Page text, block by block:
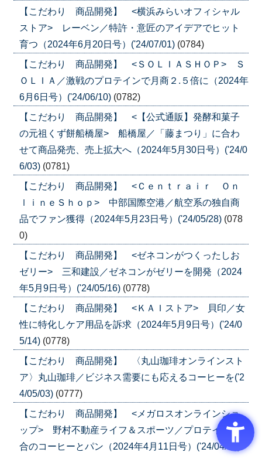
【こだわり 商品開発】 <横浜みらいオフィシャル
ストア> レーベン／特許・意匠のアイデアでヒット
育つ（2024年6月20日号）('24/07/01) (0784)
【こだわり 商品開発】 <ＳＯＬＩＡＳＨＯＰ> Ｓ
ＯＬＩＡ／激戦のプロテインで月商２.５倍に（2024年
6月6日号）('24/06/10) (0782)
【こだわり 商品開発】 <【公式通販】発酵和菓子
の元祖くず餅船橋屋> 船橋屋／「藤まつり」に合わ
せて商品発売、売上拡大へ（2024年5月30日号）('24/0
6/03) (0781)
【こだわり 商品開発】 <Ｃｅｎｔｒａｉｒ Ｏｎ
ｌｉｎｅＳｈｏｐ> 中部国際空港／航空系の独自商
品でファン獲得（2024年5月23日号）('24/05/28) (078
0)
【こだわり 商品開発】 <ゼネコンがつくったしお
ゼリー> 三和建設／ゼネコンがゼリーを開発（2024
年5月9日号）('24/05/16) (0778)
【こだわり 商品開発】 <ＫＡＩストア> 貝印／女
性に特化しケア用品を訴求（2024年5月9日号）('24/0
5/14) (0778)
【こだわり 商品開発】 〈丸山珈琲オンラインスト
ア〉丸山珈琲／ビジネス需要にも応えるコーヒーを('2
4/05/03) (0777)
【こだわり 商品開発】 <メガロスオンラインショ
ップ> 野村不動産ライフ＆スポーツ／プロテイン配
合のコーヒーとパン（2024年4月11日号）('24/04/16)